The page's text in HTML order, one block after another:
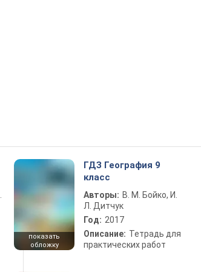
показать
обложку
ГДЗ География 9
класс
Авторы: В. М. Бойко, И.
Л. Дитчук
Год: 2017
Описание: Тетрадь для
практических работ